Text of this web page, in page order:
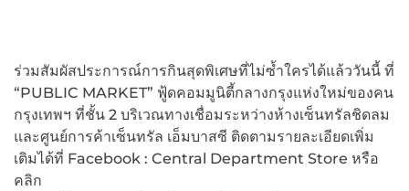
ร่วมสัมผัสประการณ์การกินสุดพิเศษที่ไม่ซ้ำใครได้แล้ววันนี้ ที่
“PUBLIC MARKET” ฟู้ดคอมมูนิตี้กลางกรุงแห่งใหม่ของคน
กรุงเทพฯ ที่ชั้น 2 บริเวณทางเชื่อมระหว่างห้างเซ็นทรัลชิดลม
และศูนย์การค้าเซ็นทรัล เอ็มบาสซี ติดตามรายละเอียดเพิ่ม
เติมได้ที่ Facebook : Central Department Store หรือ
คลิก